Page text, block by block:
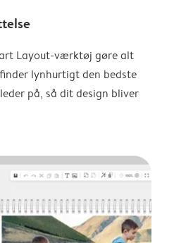
Layout-værktøj gøre alt
lynhurtigt den bedste
på, så dit design bliver